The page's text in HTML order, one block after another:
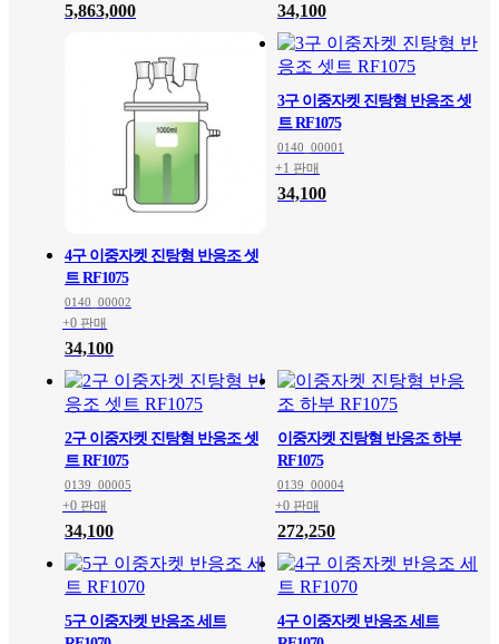
5,863,000 34,100
4구 이중자켓 진탕형 반응조 셋
트 RF1075
0140_00002
+0 판매
34,100
3구 이중자켓 진탕형 반응조 셋
트 RF1075
0140_00001
+1 판매
34,100
2구 이중자켓 진탕형 반응조 셋
트 RF1075
0139_00005
+0 판매
34,100
이중자켓 진탕형 반응조 하부
RF1075
0139_00004
+0 판매
272,250
5구 이중자켓 반응조 세트
4구 이중자켓 반응조 세트